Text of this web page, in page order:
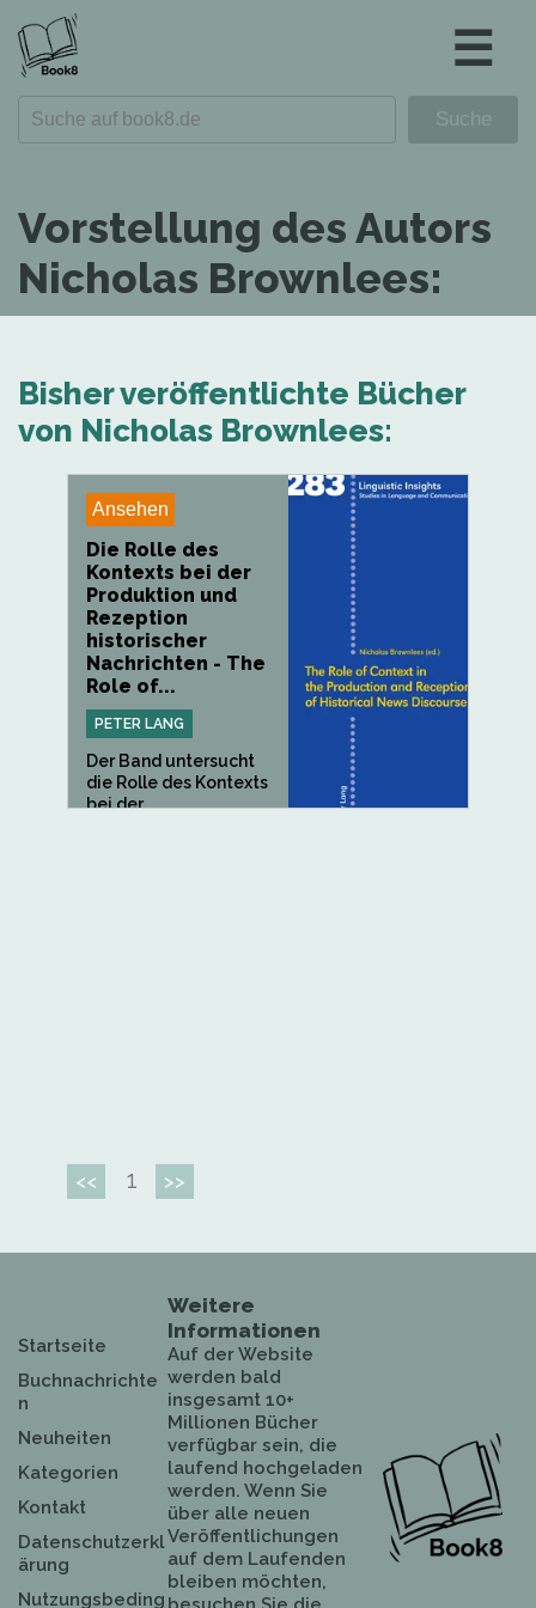
☰
Vorstellung des Autors
Nicholas Brownlees:
Bisher veröffentlichte Bücher
von Nicholas Brownlees:
Ansehen
Die Rolle des
Kontexts bei der
Produktion und
Rezeption
historischer
Nachrichten - The
Role of...
PETER LANG
Der Band untersucht
die Rolle des Kontexts
bei der...
<< 1 >>
Startseite
Buchnachrichte
n
Neuheiten
Kategorien
Kontakt
Datenschutzerkl
ärung
Nutzungsbeding
Weitere
Informationen
Auf der Website
werden bald
insgesamt 10+
Millionen Bücher
verfügbar sein, die
laufend hochgeladen
werden. Wenn Sie
über alle neuen
Veröffentlichungen
auf dem Laufenden
bleiben möchten,